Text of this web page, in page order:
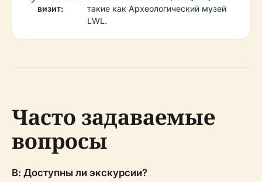
визит:
такие как Археологический музей
LWL.
Часто задаваемые
вопросы
В: Доступны ли экскурсии?